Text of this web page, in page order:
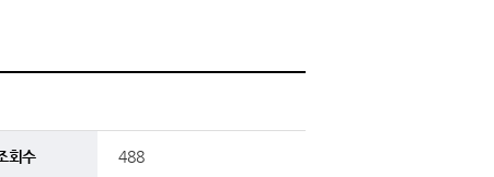
회수 488